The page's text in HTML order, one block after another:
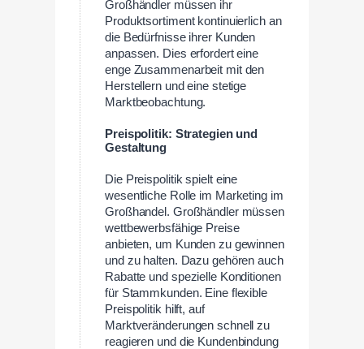
Großhändler müssen ihr
Produktsortiment kontinuierlich an
die Bedürfnisse ihrer Kunden
anpassen. Dies erfordert eine
enge Zusammenarbeit mit den
Herstellern und eine stetige
Marktbeobachtung.
Preispolitik: Strategien und
Gestaltung
Die Preispolitik spielt eine
wesentliche Rolle im Marketing im
Großhandel. Großhändler müssen
wettbewerbsfähige Preise
anbieten, um Kunden zu gewinnen
und zu halten. Dazu gehören auch
Rabatte und spezielle Konditionen
für Stammkunden. Eine flexible
Preispolitik hilft, auf
Marktveränderungen schnell zu
reagieren und die Kundenbindung